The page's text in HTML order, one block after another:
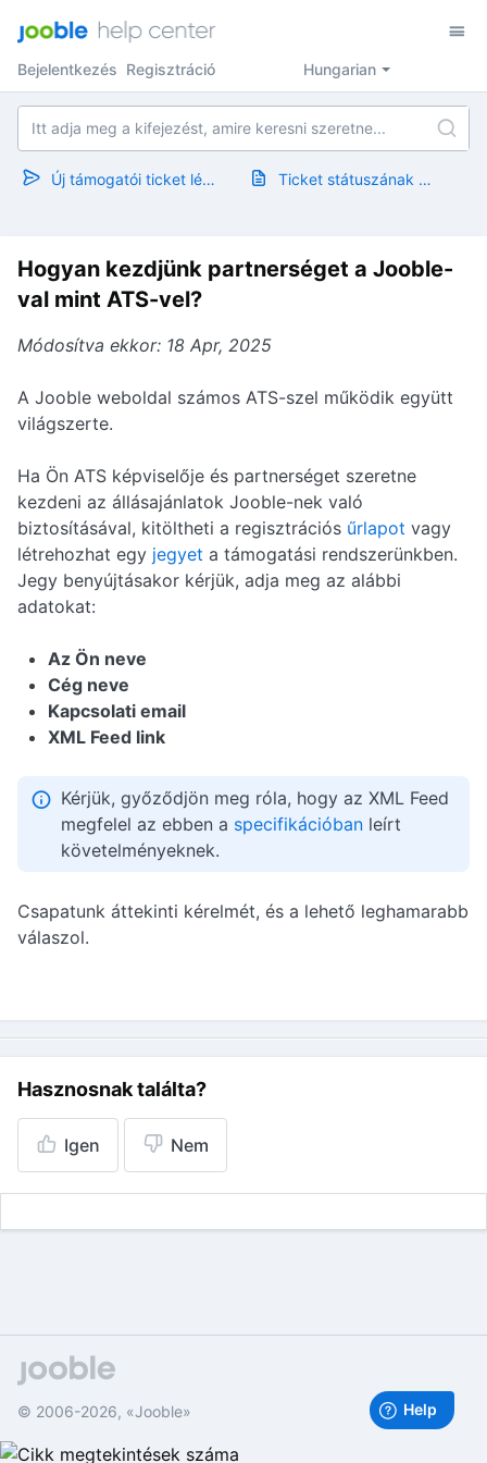
Hungarian
Bejelentkezés Regisztráció
Új támogatói ticket létrehozása Ticket státuszának megtekintése
Hogyan kezdjünk partnerséget a Jooble-
val mint ATS-vel?
Módosítva ekkor: 18 Apr, 2025
A Jooble weboldal számos ATS-szel működik együtt
világszerte.
Ha Ön ATS képviselője és partnerséget szeretne
kezdeni az állásajánlatok Jooble-nek való
biztosításával, kitöltheti a regisztrációs űrlapot vagy
létrehozhat egy jegyet a támogatási rendszerünkben.
Jegy benyújtásakor kérjük, adja meg az alábbi
adatokat:
Az Ön neve
Cég neve
Kapcsolati email
XML Feed link
Kérjük, győződjön meg róla, hogy az XML Feed
megfelel az ebben a specifikációban leírt
követelményeknek.
Csapatunk áttekinti kérelmét, és a lehető leghamarabb
válaszol.
Hasznosnak találta?
Igen Nem